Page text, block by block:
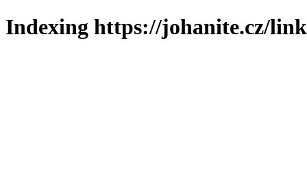
Indexing https://johanite.cz/